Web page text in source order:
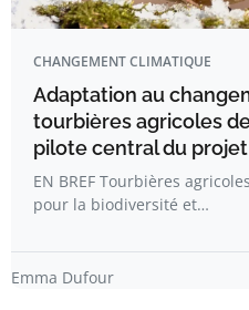
CHANGEMENT CLIMATIQUE
Adaptation au
tourbières agricoles
pilote central du
EN BREF Tourbières
pour la biodiversité et…
Emma Dufour